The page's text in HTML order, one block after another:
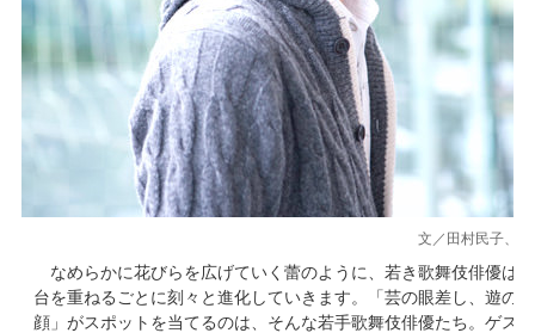
文／田村民子、
なめらかに花びらを広げていく蕾のように、若き歌舞伎俳優は舞
台を重ねるごとに刻々と進化していきます。「芸の眼差し、遊の素
顔」がスポットを当てるのは、そんな若手歌舞伎俳優たち。ゲスト